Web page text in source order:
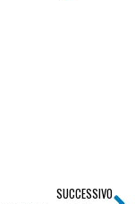
SUCCESSIVO